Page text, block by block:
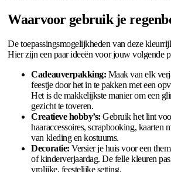
Waarvoor gebruik je
De toepassingsmogelijkheden van deze
Hier zijn een paar ideeën voor jouw volgende
Cadeauverpakking: Maak van elk
feestje door het in te pakken met een
Het is de makkelijkste manier om een
gezicht te toveren.
Creatieve hobby’s: Gebruik het lint
haaraccessoires, scrapbooking, kaarten
van kleding en kostuums.
Decoratie: Versier je huis voor een
of kinderverjaardag. De felle kleuren
vrolijke, feestelijke setting.